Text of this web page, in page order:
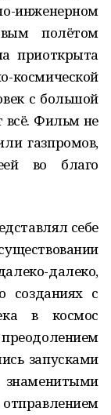
инженерном
полётом
приоткрыта
космической
с большой
всё. Фильм не
газпромов,
во благо
себе
далеко,
созданиях с
в космос
запусками
знаменитыми